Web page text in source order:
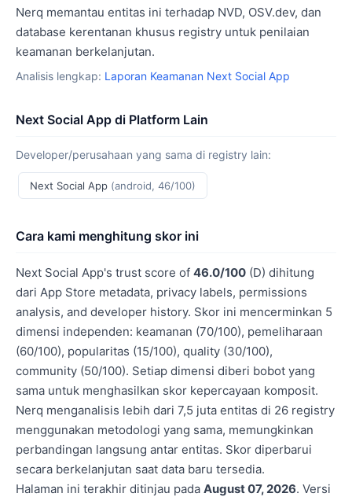
Nerq memantau entitas ini terhadap NVD, OSV.dev, dan
database kerentanan khusus registry untuk penilaian
keamanan berkelanjutan.
Analisis lengkap: Laporan Keamanan Next Social App
Next Social App di Platform Lain
Developer/perusahaan yang sama di registry lain:
Next Social App (android, 46/100)
Cara kami menghitung skor ini
Next Social App's trust score of 46.0/100 (D) dihitung
dari App Store metadata, privacy labels, permissions
analysis, and developer history. Skor ini mencerminkan 5
dimensi independen: keamanan (70/100), pemeliharaan
(60/100), popularitas (15/100), quality (30/100),
community (50/100). Setiap dimensi diberi bobot yang
sama untuk menghasilkan skor kepercayaan komposit.
Nerq menganalisis lebih dari 7,5 juta entitas di 26 registry
menggunakan metodologi yang sama, memungkinkan
perbandingan langsung antar entitas. Skor diperbarui
secara berkelanjutan saat data baru tersedia.
Halaman ini terakhir ditinjau pada August 07, 2026. Versi